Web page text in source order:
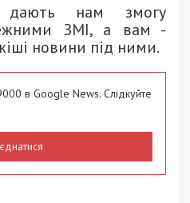
дають нам змогу
ЗМІ, а вам -
новини під ними.
в Google News. Слідкуйте